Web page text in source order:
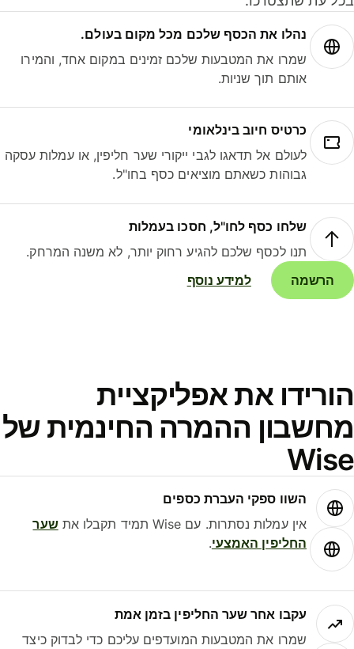
נהלו את הכסף שלכם מכל מקום בעולם.
שמרו את המטבעות שלכם זמינים במקום אחד, והמירו
אותם תוך שניות.
כרטיס חיוב בינלאומי
לעולם אל תדאגו לגבי ייקורי שער חליפין, או עמלות עסקה
גבוהות כשאתם מוציאים כסף בחו"ל.
שלחו כסף לחו"ל, חסכו בעמלות
תנו לכסף שלכם להגיע רחוק יותר, לא משנה המרחק.
הרשמה
למידע נוסף
את אפליקציית
ההמרה החינמית של
השוו ספקי העברת כספים
אין עמלות נסתרות. עם Wise תמיד תקבלו את
שער
החליפין האמצעי.
עקבו אחר שער החליפין בזמן אמת
שמרו את המטבעות המועדפים עליכם כדי לבדוק כיצד